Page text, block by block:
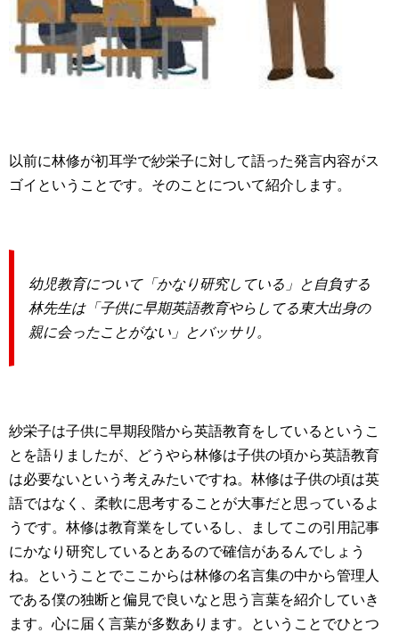
以前に林修が初耳学で紗栄子に対して語った発言内容がス
ゴイということです。そのことについて紹介します。
幼児教育について「かなり研究している」と自負する
林先生は「子供に早期英語教育やらしてる東大出身の
親に会ったことがない」とバッサリ。
紗栄子は子供に早期段階から英語教育をしているというこ
とを語りましたが、どうやら林修は子供の頃から英語教育
は必要ないという考えみたいですね。林修は子供の頃は英
語ではなく、柔軟に思考することが大事だと思っているよ
うです。林修は教育業をしているし、ましてこの引用記事
にかなり研究しているとあるので確信があるんでしょう
ね。ということでここからは林修の名言集の中から管理人
である僕の独断と偏見で良いなと思う言葉を紹介していき
ます。心に届く言葉が多数あります。ということでひとつ